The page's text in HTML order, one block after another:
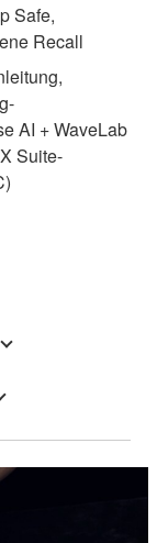
Safe,
Recall
AI + WaveLab
Suite-